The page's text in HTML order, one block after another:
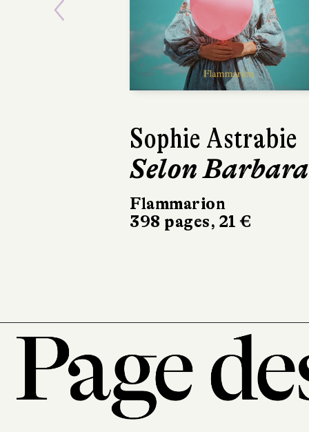
Sophie Astrabie
Selon Barbara
Flammarion
398 pages, 21 €
Previous